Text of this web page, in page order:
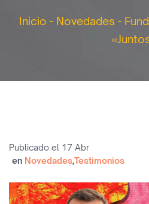
Inicio - Novedades -
Publicado el 17 Abr
en Novedades,Testimonios